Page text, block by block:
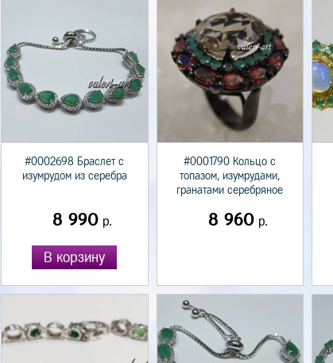
#0002698 Браслет с
изумрудом из серебра
8 990 р.
В корзину
#0001790 Кольцо с
топазом, изумрудами,
гранатами серебряное
8 960р.